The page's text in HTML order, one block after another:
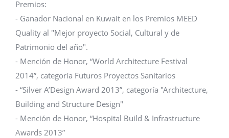
Premios:
- Ganador Nacional en Kuwait en los Premios MEED
Quality al "Mejor proyecto Social, Cultural y de
Patrimonio del año".
- Mención de Honor, “World Architecture Festival
2014”, categoría Futuros Proyectos Sanitarios
- “Silver A’Design Award 2013”, categoría "Architecture,
Building and Structure Design"
- Mención de Honor, “Hospital Build & Infrastructure
Awards 2013”